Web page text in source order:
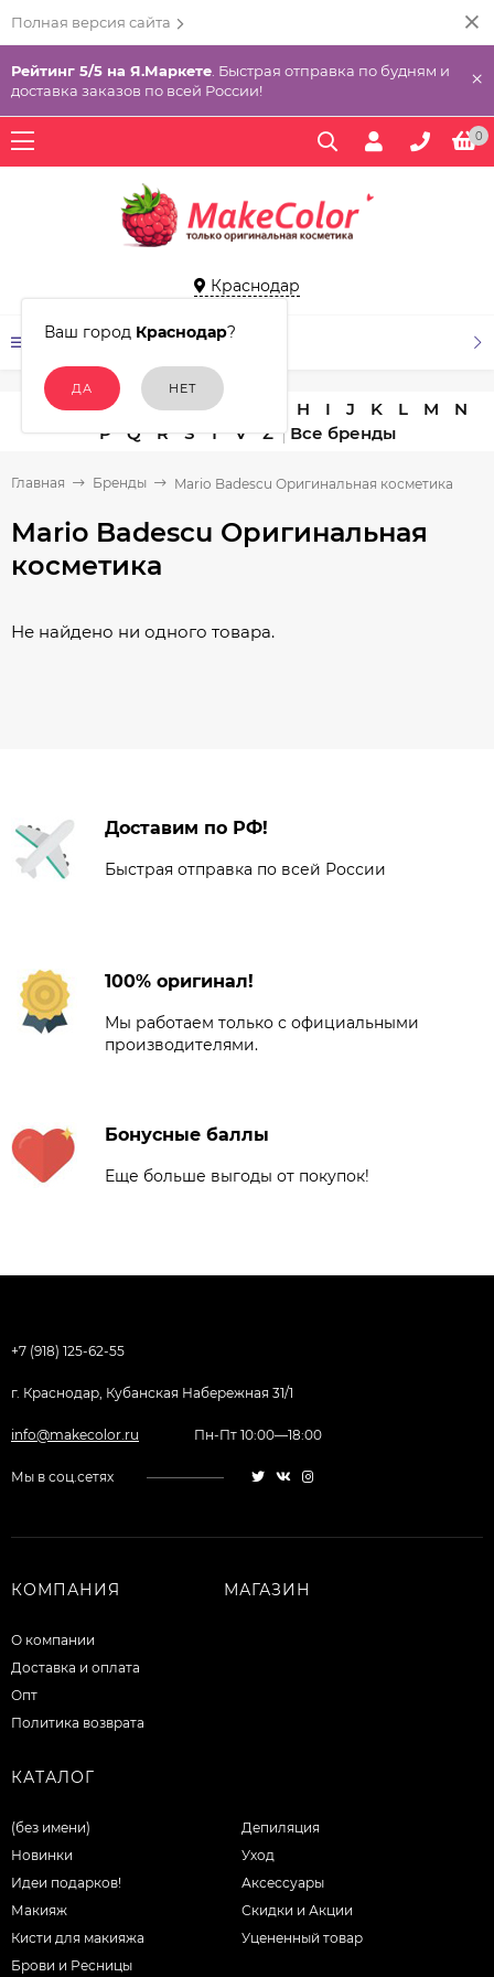
Полная версия сайта
Рейтинг 5/5 на Я.Маркете . Быстрая отправка по будням и
доставка заказов по всей России!
×
0
Краснодар
Ваш город Краснодар?
КАТАЛОГ ТОВАРОВ
A C D E H I J K L M
N
P
Q R S T V Z
Главная Бренды Mario Badescu Оригинальная косметика
Mario Badescu Оригинальная
косметика
Не найдено ни одного товара.
Доставим по РФ!
Быстрая отправка по всей России
100% оригинал!
Мы работаем только с официальными
производителями.
Бонусные баллы
Еще больше выгоды от покупок!
+7 (918) 125-62-55
г. Краснодар, Кубанская Набережная 31/1
info@makecolor.ru Пн-Пт 10:00—18:00
Мы в соц.сетях
КОМПАНИЯ
О компании
Доставка и оплата
Опт
Политика возврата
МАГАЗИН
КАТАЛОГ
(без имени)
Новинки
Идеи подарков!
Макияж
Кисти для макияжа
Брови и Ресницы
Депиляция
Уход
Аксессуары
Скидки и Акции
Уцененный товар